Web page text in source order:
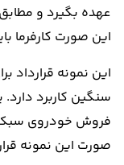
عهده بگیرد و
این ‌صورت کارفرما
این نمونه قرارداد
سنگین کاربرد دارد.
فروش خودروی سبک
صورت این نمونه